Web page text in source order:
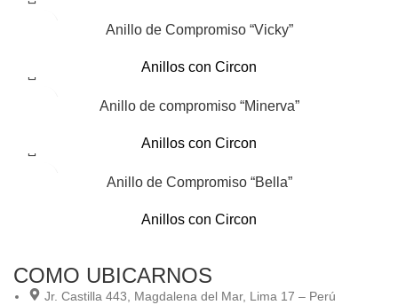
Anillo de Compromiso “Vicky”
Anillos con Circon
Anillo de compromiso “Minerva”
Anillos con Circon
Anillo de Compromiso “Bella”
Anillos con Circon
COMO UBICARNOS
Jr. Castilla 443, Magdalena del Mar, Lima 17 – Perú